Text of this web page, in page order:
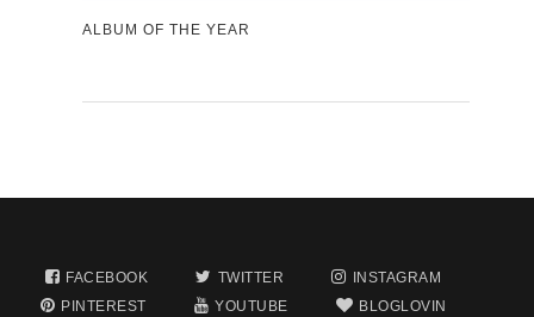
ALBUM OF THE YEAR
FACEBOOK TWITTER
INSTAGRAM
PINTEREST
YOUTUBE BLOGLOVIN